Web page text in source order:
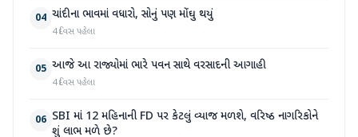
04 ચાંદીના ભાવમાં વધારો, સોનું પણ મોંઘુ થયું
4 દિવસ પહેલા
05 આજે આ રાજ્યોમાં ભારે પવન સાથે વરસાદની આગાહી
4 દિવસ પહેલા
06 SBI માં 12 મહિનાની FD પર કેટલું વ્યાજ મળશે, વરિષ્ઠ નાગરિકોને
શું લાભ મળે છે?